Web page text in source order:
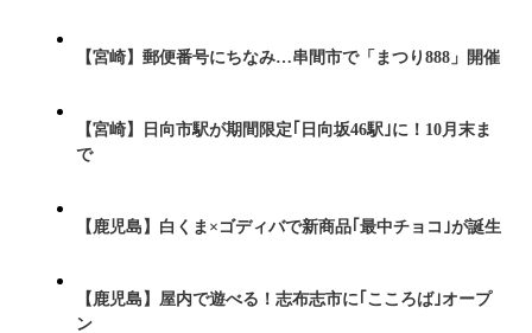
【宮崎】郵便番号にちなみ…串間市で「まつり888」開催
【宮崎】日向市駅が期間限定｢日向坂46駅｣に！10月末ま
で
【鹿児島】白くま×ゴディバで新商品｢最中チョコ｣が誕生
【鹿児島】屋内で遊べる！志布志市に｢こころば｣オープ
ン